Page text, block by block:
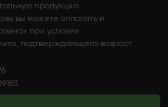
продукцию.
вы можете оплатить и
при условии
подтверждающего возраст.